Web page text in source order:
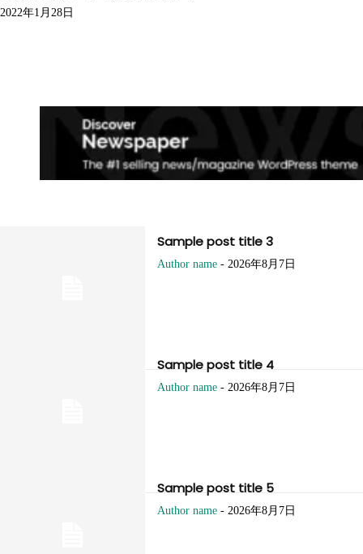
2022年1月28日
Sample post title 3
Author name - 2026年8月7日
Sample post title 4
Author name - 2026年8月7日
Sample post title 5
Author name - 2026年8月7日